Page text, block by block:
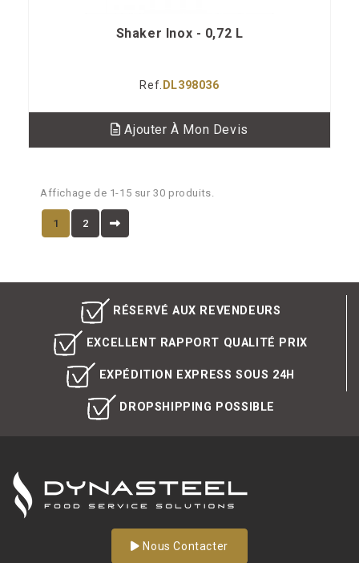
Shaker Inox - 0,72 L
Ref. DL398036
Ajouter À Mon Devis
Affichage de 1-15 sur 30 produits.
1 2
RÉSERVÉ AUX REVENDEURS
EXCELLENT RAPPORT QUALITÉ PRIX
EXPÉDITION EXPRESS SOUS 24H
DROPSHIPPING POSSIBLE
Nous Contacter